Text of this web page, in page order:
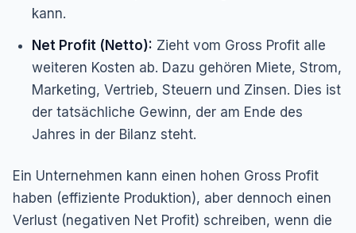
kann.
Net Profit (Netto): Zieht vom Gross Profit alle
weiteren Kosten ab. Dazu gehören Miete, Strom,
Marketing, Vertrieb, Steuern und Zinsen. Dies ist
der tatsächliche Gewinn, der am Ende des
Jahres in der Bilanz steht.
Ein Unternehmen kann einen hohen Gross Profit
haben (effiziente Produktion), aber dennoch einen
Verlust (negativen Net Profit) schreiben, wenn die